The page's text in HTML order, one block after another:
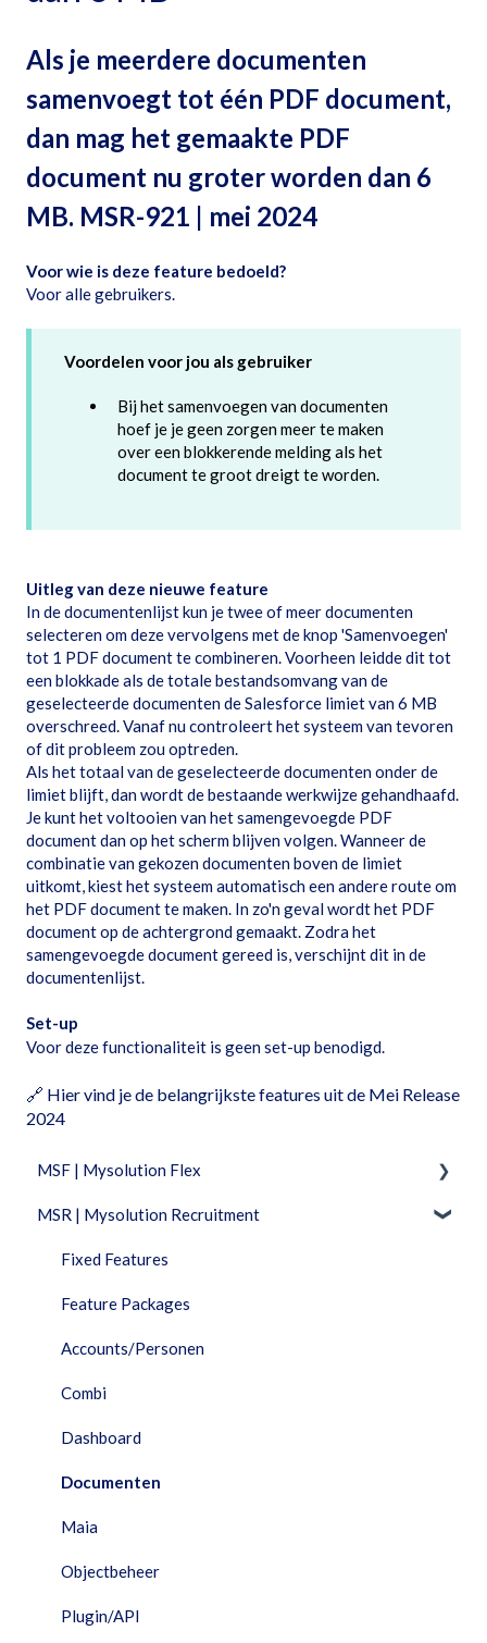
Als je meerdere documenten
samenvoegt tot één PDF document,
dan mag het gemaakte PDF
document nu groter worden dan 6
MB. MSR-921 | mei 2024
Voor wie is deze feature bedoeld?
Voor alle gebruikers.
Voordelen voor jou als gebruiker
Bij het samenvoegen van documenten
hoef je je geen zorgen meer te maken
over een blokkerende melding als het
document te groot dreigt te worden.
Uitleg van deze nieuwe feature
In de documentenlijst kun je twee of meer documenten
selecteren om deze vervolgens met de knop 'Samenvoegen'
tot 1 PDF document te combineren. Voorheen leidde dit tot
een blokkade als de totale bestandsomvang van de
geselecteerde documenten de Salesforce limiet van 6 MB
overschreed. Vanaf nu controleert het systeem van tevoren
of dit probleem zou optreden.
Als het totaal van de geselecteerde documenten onder de
limiet blijft, dan wordt de bestaande werkwijze gehandhaafd.
Je kunt het voltooien van het samengevoegde PDF
document dan op het scherm blijven volgen. Wanneer de
combinatie van gekozen documenten boven de limiet
uitkomt, kiest het systeem automatisch een andere route om
het PDF document te maken. In zo'n geval wordt het PDF
document op de achtergrond gemaakt. Zodra het
samengevoegde document gereed is, verschijnt dit in de
documentenlijst.
Set-up
Voor deze functionaliteit is geen set-up benodigd.
🔗 Hier vind je de belangrijkste features uit de Mei Release
2024
MSF | Mysolution Flex
Feature Packages
Beheer
Combi
Documenten
Facturatie
Financieel
HRM
Interfaces
Maia
Performance Dashboard
MSR | Mysolution Recruitment
Fixed Features
Feature Packages
Accounts/Personen
Combi
Dashboard
Documenten
Maia
Objectbeheer
Plugin/API